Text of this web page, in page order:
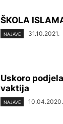
ŠKOLA
NAJAVE 31.10.2021.
Uskoro
vaktija
NAJAVE 10.04.2020.